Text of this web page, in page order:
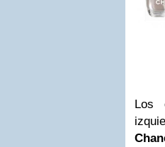
Los